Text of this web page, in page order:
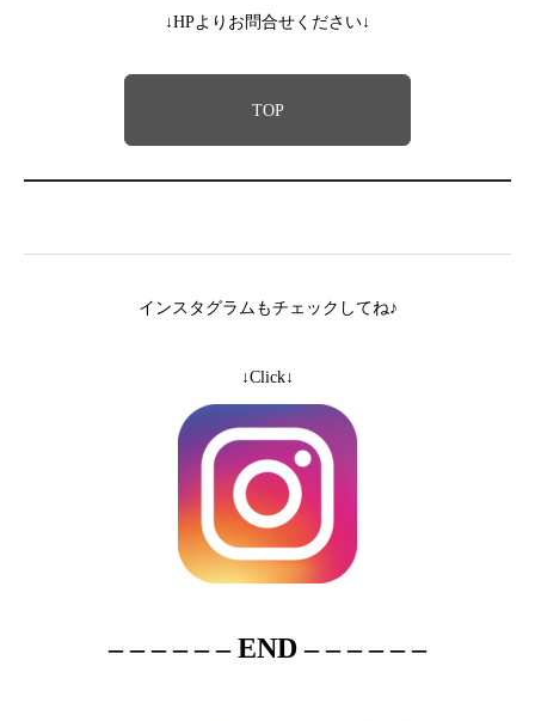
↓HPよりお問合せください↓
TOP
インスタグラムもチェックしてね♪
↓Click↓
– – – – – – END – – – – – –